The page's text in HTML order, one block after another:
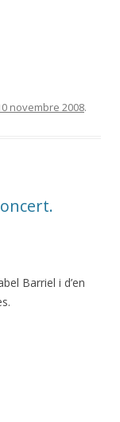
novembre 2008.
Barriel i d’en